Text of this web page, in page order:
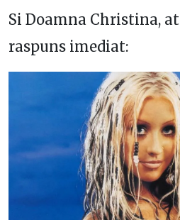
Si Doamna Christina,
raspuns imediat: